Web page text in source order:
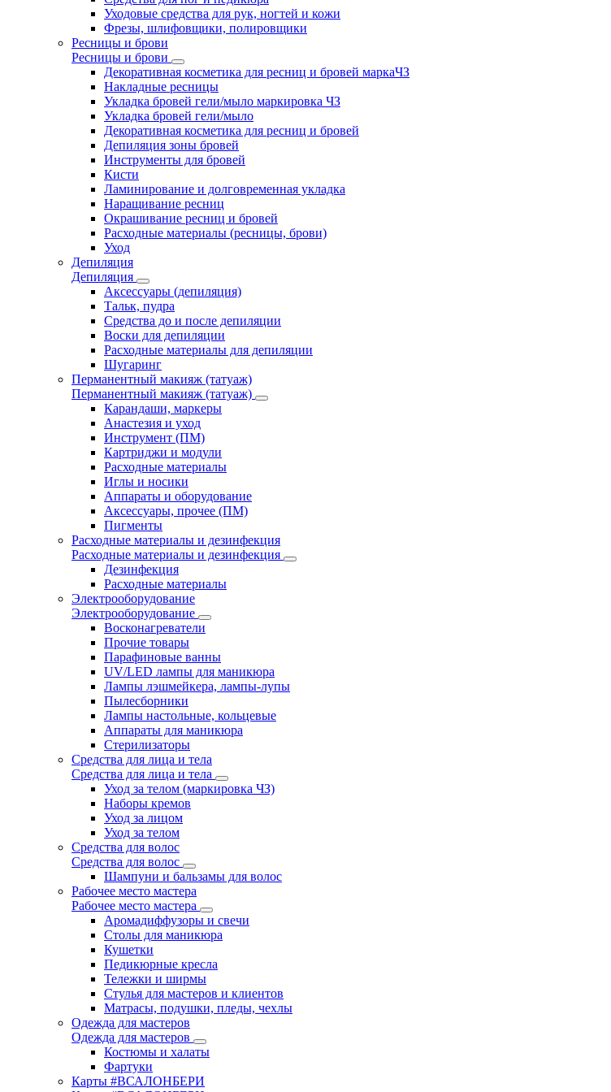
Уходовые средства для рук, ногтей и кожи
Фрезы, шлифовщики, полировщики
Ресницы и брови
Ресницы и брови
Декоративная косметика для ресниц и бровей маркаЧЗ
Накладные ресницы
Укладка бровей гели/мыло маркировка ЧЗ
Укладка бровей гели/мыло
Декоративная косметика для ресниц и бровей
Депиляция зоны бровей
Инструменты для бровей
Кисти
Ламинирование и долговременная укладка
Наращивание ресниц
Окрашивание ресниц и бровей
Расходные материалы (ресницы, брови)
Уход
Депиляция
Депиляция
Аксессуары (депиляция)
Тальк, пудра
Средства до и после депиляции
Воски для депиляции
Расходные материалы для депиляции
Шугаринг
Перманентный макияж (татуаж)
Перманентный макияж (татуаж)
Карандаши, маркеры
Анастезия и уход
Инструмент (ПМ)
Картриджи и модули
Расходные материалы
Иглы и носики
Аппараты и оборудование
Аксессуары, прочее (ПМ)
Пигменты
Расходные материалы и дезинфекция
Расходные материалы и дезинфекция
Дезинфекция
Расходные материалы
Электрооборудование
Электрооборудование
Восконагреватели
Прочие товары
Парафиновые ванны
UV/LED лампы для маникюра
Лампы лэшмейкера, лампы-лупы
Пылесборники
Лампы настольные, кольцевые
Аппараты для маникюра
Стерилизаторы
Средства для лица и тела
Средства для лица и тела
Уход за телом (маркировка ЧЗ)
Наборы кремов
Уход за лицом
Уход за телом
Средства для волос
Средства для волос
Шампуни и бальзамы для волос
Рабочее место мастера
Рабочее место мастера
Аромадиффузоры и свечи
Столы для маникюра
Кушетки
Педикюрные кресла
Тележки и ширмы
Стулья для мастеров и клиентов
Матрасы, подушки, пледы, чехлы
Одежда для мастеров
Одежда для мастеров
Костюмы и халаты
Фартуки
Карты #ВСАЛОНБЕРИ